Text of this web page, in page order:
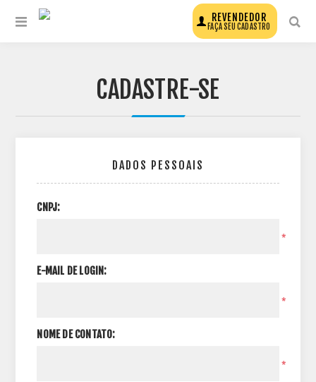
REVENDEDOR
FAÇA SEU CADASTRO
CADASTRE-SE
DADOS PESSOAIS
CNPJ:
*
E-MAIL DE LOGIN:
*
NOME DE CONTATO:
*